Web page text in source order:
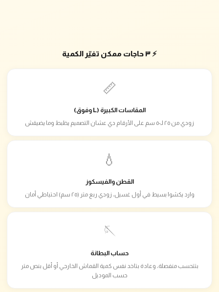
⚡ ٣ حاجات ممكن تغيّر الكمية
📏
المقاسات الكبيرة (L وفوق)
زودي من ٢٥ لـ٥٠ سم على الأرقام دي عشان التصميم يظبط وما يضيقش
💧
القطن والفيسكوز
وارد يكشوا بسيط في أول غسيل، زودي ربع متر (٢٥ سم) احتياطي أمان
🪡
حساب البطانة
بتتحسب منفصلة، وعادة بتاخد نفس كمية القماش الخارجي أو أقل بنص متر
حسب الموديل